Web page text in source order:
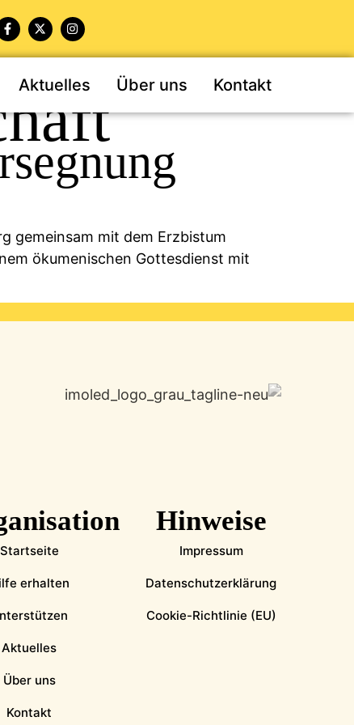
Aktuelles Über uns Kontakt
gemeinsam mit dem Erzbistum
ökumenischen Gottesdienst mit
Startseite
erhalten
Aktuelles
Über uns
Kontakt
Hinweise
Impressum
Datenschutzerklärung
Cookie-Richtlinie (EU)